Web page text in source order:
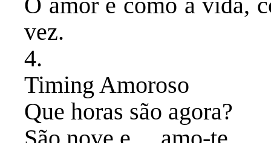
vez.
​4.
Timing Amoroso
​Que horas são agora?